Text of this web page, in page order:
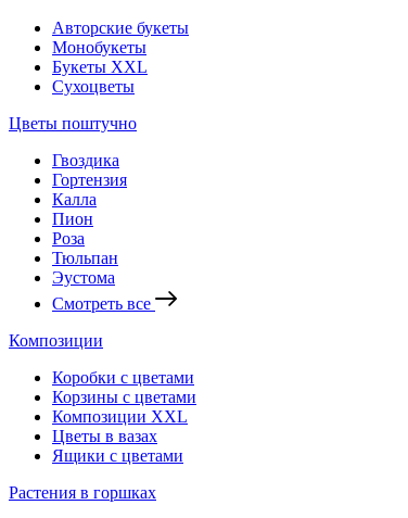
Авторские букеты
Монобукеты
Букеты XXL
Сухоцветы
Цветы поштучно
Гвоздика
Гортензия
Калла
Пион
Роза
Тюльпан
Эустома
Смотреть все
Композиции
Коробки с цветами
Корзины с цветами
Композиции XXL
Цветы в вазах
Ящики с цветами
Растения в горшках